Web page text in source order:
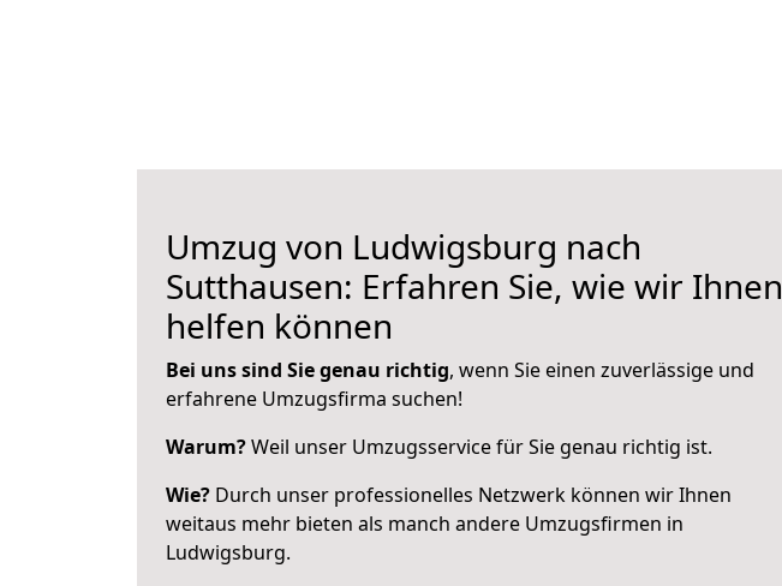
Umzug von Ludwigsburg nach
Sutthausen: Erfahren Sie, wie wir Ihnen
helfen können
Bei uns sind Sie genau richtig, wenn Sie einen zuverlässige und
erfahrene Umzugsfirma suchen!
Warum?Weil unser Umzugsservice für Sie genau richtig ist.
Wie? Durch unser professionelles Netzwerk können wir Ihnen
weitaus mehr bieten als manch andere Umzugsfirmen in
Ludwigsburg.